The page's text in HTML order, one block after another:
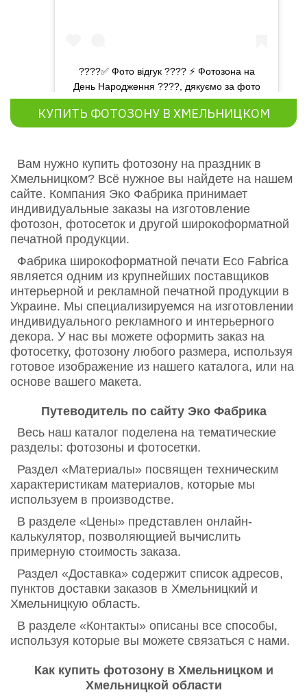
????✅ Фото відгук ???? ⚡️ Фотозона на
День Народження ????, дякуємо за фото
???? ⭐️ Артикул 70006
Публикация отФабрика эко печати(@ecofabrica.com.ua)
КУПИТЬ ФОТОЗОНУ В ХМЕЛЬНИЦКОМ
Вам нужно купить фотозону на праздник в
Хмельницком? Всё нужное вы найдете на нашем
сайте. Компания Эко Фабрика принимает
индивидуальные заказы на изготовление
фотозон, фотосеток и другой широкоформатной
печатной продукции.
Фабрика широкоформатной печати Eco Fabriсa
является одним из крупнейших поставщиков
интерьерной и рекламной печатной продукции в
Украине. Мы специализируемся на изготовлении
индивидуального рекламного и интерьерного
декора. У нас вы можете оформить заказ на
фотосетку, фотозону любого размера, используя
готовое изображение из нашего каталога, или на
основе вашего макета.
Путеводитель по сайту Эко Фабрика
Весь наш каталог поделена на тематические
разделы: фотозоны и фотосетки.
Раздел «Материалы» посвящен техническим
характеристикам материалов, которые мы
используем в производстве.
В разделе «Цены» представлен онлайн-
калькулятор, позволяющией вычислить
примерную стоимость заказа.
Раздел «Доставка» содержит список адресов,
пунктов доставки заказов в Хмельницкий и
Хмельницкую область.
В разделе «Контакты» описаны все способы,
используя которые вы можете связаться с нами.
Как купить фотозону в Хмельницком и
Хмельницкой области